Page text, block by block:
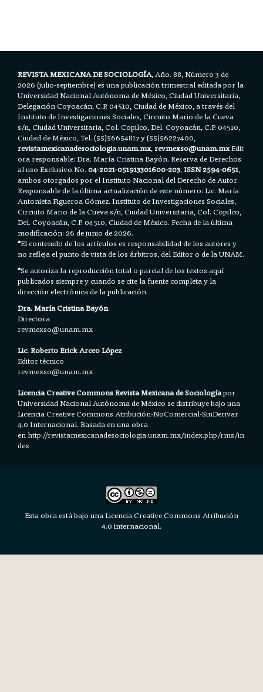
REVISTA MEXICANA DE SOCIOLOGÍA, Año. 88, Número 3 de
2026 (julio-septiembre) es una publicación trimestral editada por la
Universidad Nacional Autónoma de México, Ciudad Universitaria,
Delegación Coyoacán, C.P. 04510, Ciudad de México, a través del
Instituto de Investigaciones Sociales, Circuito Mario de la Cueva
s/n, Ciudad Universitaria, Col. Copilco, Del. Coyoacán, C.P. 04510,
Ciudad de México, Tel. (55)56654817 y (55)56227400,
revistamexicanadesociologia.unam.mx,revmexso@unam.mxEdit
ora responsable: Dra. María Cristina Bayón. Reserva de Derechos
al uso Exclusivo No.04-2021-051913301600-203,ISSN 2594-0651,
ambos otorgados por el Instituto Nacional del Derecho de Autor.
Responsable de la última actualización de este número: Lic. María
Antonieta Figueroa Gómez. Instituto de Investigaciones Sociales,
Circuito Mario de la Cueva s/n, Ciudad Universitaria, Col. Copilco,
Del. Coyoacán, C.P. 04510, Ciudad de México. Fecha de la última
modificación: 26 de junio de 2026.
*El contenido de los artículos es responsabilidad de los autores y
no refleja el punto de vista de los árbitros, del Editor o de la UNAM.
*Se autoriza la reproducción total o parcial de los textos aquí
publicados siempre y cuando se cite la fuente completa y la
dirección electrónica de la publicación.
Dra. María Cristina Bayón
Directora
revmexso@unam.mx
Lic. Roberto Erick Arceo López
Editor técnico
revmexso@unam.mx
Licencia Creative Commons Revista Mexicana de Sociologíapor
Universidad Nacional Autónoma de México se distribuye bajo una
LicenciaCreative Commons Atribución-NoComercial-SinDerivar
4.0 Internacional.Basada en una obra
en http://revistamexicanadesociologia.unam.mx/index.php/rms/in
dex
Esta obra está bajo una Licencia Creative Commons Atribución
4.0 internacional.